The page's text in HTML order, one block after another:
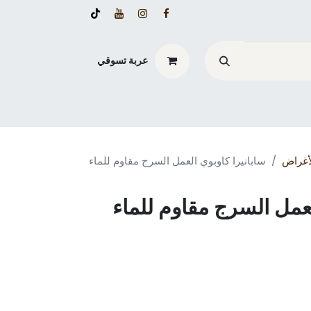
عربة تسوقي
سابانيرا كاوبوي العمل السرج مقاوم للماء
السرج مقاوم للماء